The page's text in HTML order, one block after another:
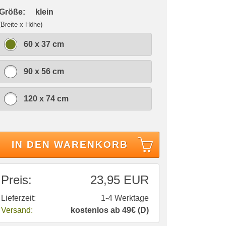
klein
x Höhe)
60 x 37 cm
90 x 56 cm
120 x 74 cm
IN DEN WARENKORB
Preis: 23,95 EUR
Lieferzeit:
1-4 Werktage
Versand:
kostenlos ab 49€ (D)